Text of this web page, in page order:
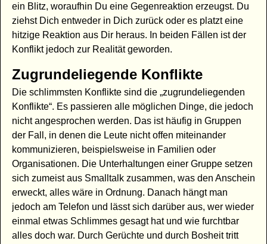
ein Blitz, woraufhin Du eine Gegenreaktion erzeugst. Du
ziehst Dich entweder in Dich zurück oder es platzt eine
hitzige Reaktion aus Dir heraus. In beiden Fällen ist der
Konflikt jedoch zur Realität geworden.
Zugrundeliegende Konflikte
Die schlimmsten Konflikte sind die „zugrundeliegenden
Konflikte“. Es passieren alle möglichen Dinge, die jedoch
nicht angesprochen werden. Das ist häufig in Gruppen
der Fall, in denen die Leute nicht offen miteinander
kommunizieren, beispielsweise in Familien oder
Organisationen. Die Unterhaltungen einer Gruppe setzen
sich zumeist aus Smalltalk zusammen, was den Anschein
erweckt, alles wäre in Ordnung. Danach hängt man
jedoch am Telefon und lässt sich darüber aus, wer wieder
einmal etwas Schlimmes gesagt hat und wie furchtbar
alles doch war. Durch Gerüchte und durch Bosheit tritt